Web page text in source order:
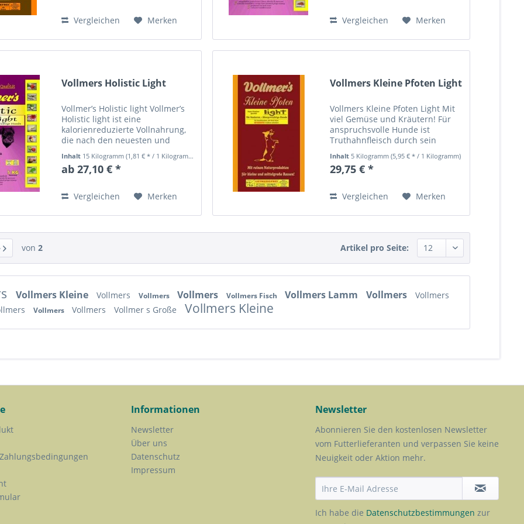
Vergleichen
Merken
Vergleichen
Merken
Vollmers Holistic Light
Vollmer’s Holistic light Vollmer’s
Holistic light ist eine
kalorienreduzierte Vollnahrung,
die nach den neuesten und
zusammengesetzt ist. Schon der
Wolf ernährte sich nicht nur von
Inhalt 15 Kilogramm(1,81 € * / 1 Kilogramm)
ab 27,10 € *
Vergleichen Merken
Vollmers Kleine Pfoten Light
Vollmers Kleine Pfoten Light Mit
viel Gemüse und Kräutern! Für
anspruchsvolle Hunde ist
Truthahnfleisch durch sein
dem besonderen Geschmack
besonders attraktiv.
Inhalt5 Kilogramm(5,95 € * / 1 Kilogramm)
29,75 € *
Vergleichen Merken
von 2 Artikel pro Seite:
Vollmers Kleine Vollmers Vollmers Vollmers Vollmers Fisch Vollmers Lamm Vollmers
Vollmers
Vollmers Vollmers Vollmer s Große Vollmers Kleine
Informationen
Newsletter
Über uns
Datenschutz
Impressum
Newsletter
Abonnieren Sie den kostenlosen Newsletter
vom Futterlieferanten und verpassen Sie keine
Neuigkeit oder Aktion mehr.
Ich habe die Datenschutzbestimmungen zur